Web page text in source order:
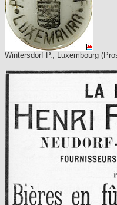
Wintersdorf P., Luxembourg